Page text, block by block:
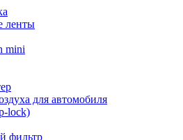
ленты
mini
для автомобиля
lock)
фильтр